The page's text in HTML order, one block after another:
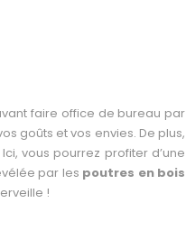
faire office de bureau par
goûts et vos envies. De plus,
Ici, vous pourrez profiter d’une
par les poutres en bois
!